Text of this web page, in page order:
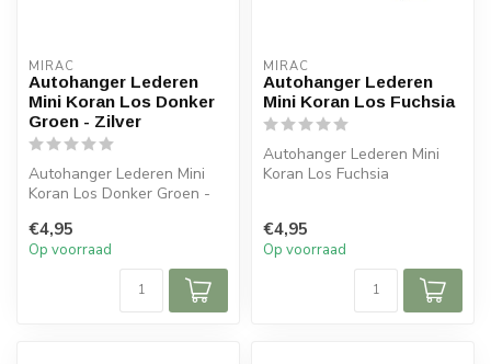
MIRAC
Autohanger Lederen
Mini Koran Los Donker
Groen - Zilver
Autohanger Lederen Mini
Koran Los Donker Groen -
(lx...
€4,95
Op voorraad
MIRAC
Autohanger Lederen
Mini Koran Los Fuchsia
Autohanger Lederen Mini
Koran Los Fuchsia
€4,95
Op voorraad